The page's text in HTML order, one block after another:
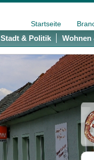
Startseite
Stadt & Politik Wohnen